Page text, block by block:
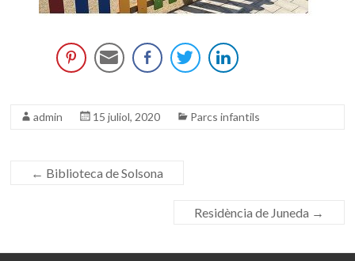
admin 15 juliol, 2020 Parcs infantils
← Biblioteca de Solsona
Residència de Juneda →